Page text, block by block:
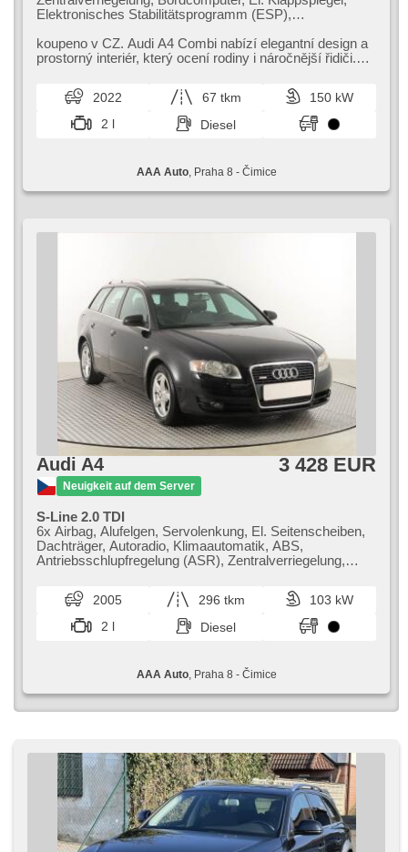
Elektronisches Stabilitätsprogramm (ESP),
Scheibenwischersensor, starten per Taste,
Reifendrucksensor, USB, 6x Airbag, Servolenkung, El.
Automatikgetriebe, Antrieb 4x4
koupeno v CZ. Audi A4 Combi nabízí elegantní design a
prostorný interiér,​ který ocení rodiny i náročnější řidiči.
2022 67 tkm
150 kW
2 l
Diesel
AAA Auto, Praha 8 - Čimice
Audi A4
Neuigkeit auf dem Server
3 428 EUR
S-Line 2.0 TDI
6x Airbag, Alufelgen, Servolenkung, El. Seitenscheiben,
Dachträger, Autoradio, Klimaautomatik, ABS,
Antriebsschlupfregelung (ASR), Zentralverriegelung,
Stabilitätsprogramm (ESP), Nebelscheinwerfer, USB,
Handgetriebe
2005 296 tkm
103 kW
2 l
Diesel
AAA Auto, Praha 8 - Čimice